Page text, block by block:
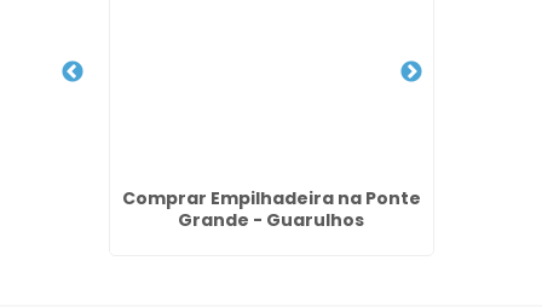
Comprar Empilhadeira na Ponte
Grande - Guarulhos